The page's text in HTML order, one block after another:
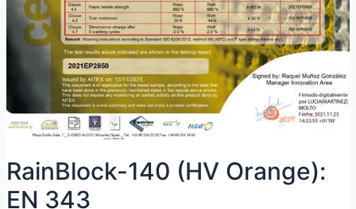
RainBlock-140 (HV Orange):
EN 343